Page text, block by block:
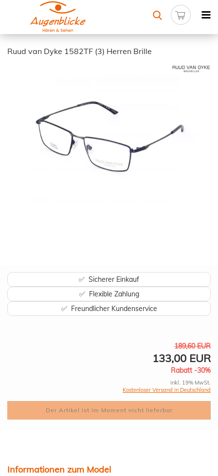
Ruud van Dyke 1582TF (3) Herren Brille
✅ Sicherer Einkauf
✅ Flexible Zahlung
✅ Freundlicher Kundenservice
189,60 EUR
133,00 EUR
Rabatt -30%
inkl. 19% MwSt.
Kostenloser Versand in Deutschland
Informationen zum Model